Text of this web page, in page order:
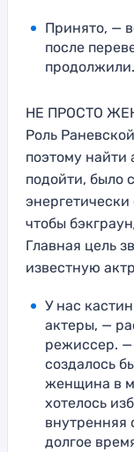
Принято, —
после
продолжили.
НЕ ПРОСТО
Роль
поэтому найти
подойти, было
чтобы
Главная цель
известную
У нас
актеры, —
режиссер. —
создалось
женщина в
хотелось
внутренняя
долгое